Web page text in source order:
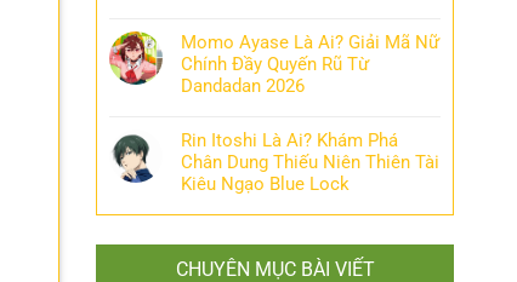
Momo Ayase Là Ai? Giải Mã Nữ
Chính Đầy Quyến Rũ Từ
Dandadan 2026
Rin Itoshi Là Ai? Khám Phá
Chân Dung Thiếu Niên Thiên Tài
Kiêu Ngạo Blue Lock
CHUYÊN MỤC BÀI VIẾT